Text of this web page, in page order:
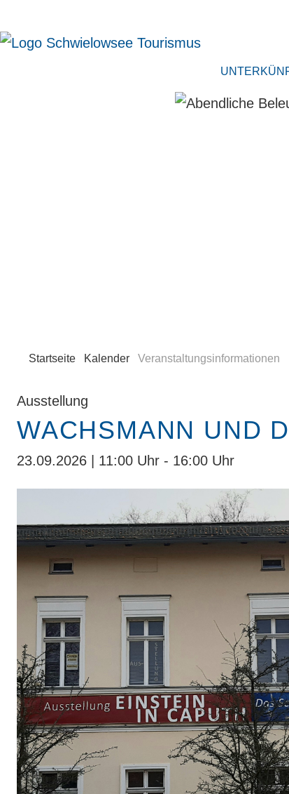
Startseite Kalender Veranstaltungsinformationen
Ausstellung
WACHSMANN UND
23.09.2026 | 11:00 Uhr - 16:00 Uhr